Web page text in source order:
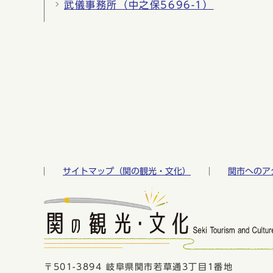
武儀事務所（中之保5696-1）
サイトマップ（関の観光・文化） 関市へのア
〒501-3894 岐阜県関市若草通3丁目1番地